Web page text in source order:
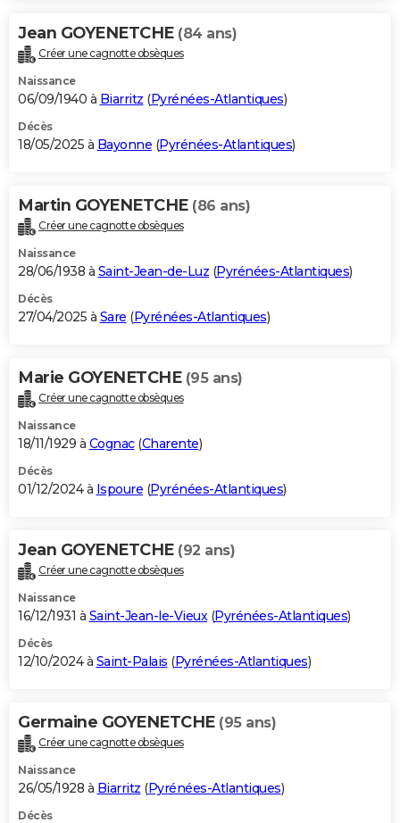
Jean GOYENETCHE (84 ans)
Créer une cagnotte obsèques
Naissance
06/09/1940 à Biarritz (Pyrénées-Atlantiques)
Décès
18/05/2025 à Bayonne (Pyrénées-Atlantiques)
Martin GOYENETCHE (86 ans)
Créer une cagnotte obsèques
Naissance
28/06/1938 à Saint-Jean-de-Luz (Pyrénées-Atlantiques)
Décès
27/04/2025 à Sare (Pyrénées-Atlantiques)
Marie GOYENETCHE (95 ans)
Créer une cagnotte obsèques
Naissance
18/11/1929 à Cognac(Charente)
Décès
01/12/2024 à Ispoure (Pyrénées-Atlantiques)
Jean GOYENETCHE (92 ans)
Créer une cagnotte obsèques
Naissance
16/12/1931 à Saint-Jean-le-Vieux(Pyrénées-Atlantiques)
Décès
12/10/2024 à Saint-Palais (Pyrénées-Atlantiques)
Germaine GOYENETCHE (95 ans)
Créer une cagnotte obsèques
Naissance
26/05/1928 à Biarritz (Pyrénées-Atlantiques)
Décès